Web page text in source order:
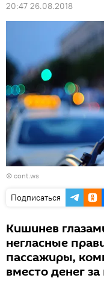
20:47 26.08.2018
© cont.ws
Подписаться
Кишинев
негласные
пассажиры,
вместо денег